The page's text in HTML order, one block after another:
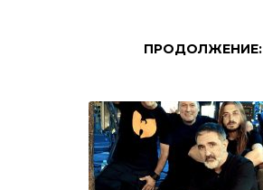
ПРОДОЛЖЕНИЕ: